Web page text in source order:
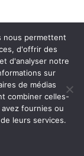
nous permettent
d'offrir des
d'analyser notre
sur
de médias
combiner celles-
fournies ou
leurs services.